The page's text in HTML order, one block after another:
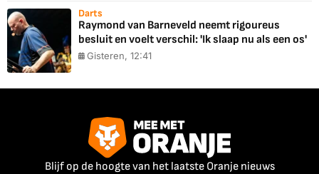
Darts
Raymond van Barneveld neemt rigoureus
besluit en voelt verschil: 'Ik slaap nu als een os'
Gisteren, 12:41
Blijf op de hoogte van het laatste Oranje nieuws